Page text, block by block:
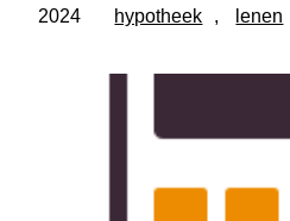
2024
hypotheek
, lenen